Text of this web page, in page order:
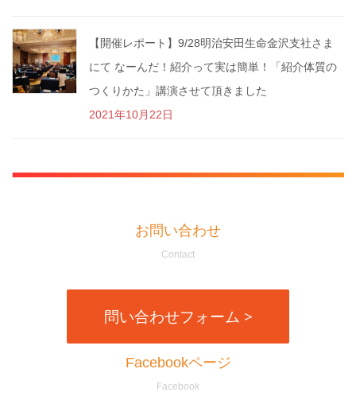
【開催レポート】9/28明治安田生命金沢支社さま
にて なーんだ！紹介って実は簡単！「紹介体質の
つくりかた」講演させて頂きました
2021年10月22日
お問い合わせ
Contact
問い合わせフォーム >
Facebookページ
Facebook